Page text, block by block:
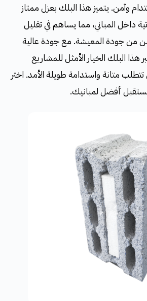
وآمن. يتميز هذا البلك بعزل ممتاز
داخل المباني، مما يساهم في تقليل
من جودة المعيشة. مع جودة عالية
هذا البلك الخيار الأمثل للمشاريع
تتطلب متانة واستدامة طويلة الأمد. اختر
أفضل لمبانيك.